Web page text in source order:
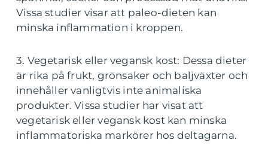
Vissa studier visar att paleo-dieten kan
minska inflammation i kroppen.
3. Vegetarisk eller vegansk kost: Dessa dieter
är rika på frukt, grönsaker och baljväxter och
innehåller vanligtvis inte animaliska
produkter. Vissa studier har visat att
vegetarisk eller vegansk kost kan minska
inflammatoriska markörer hos deltagarna.